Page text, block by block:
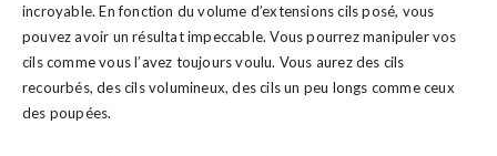
incroyable. En fonction du volume d’extensions cils posé, vous
pouvez avoir un résultat impeccable. Vous pourrez manipuler vos
cils comme vous l’avez toujours voulu. Vous aurez des cils
recourbés, des cils volumineux, des cils un peu longs comme ceux
des poupées.